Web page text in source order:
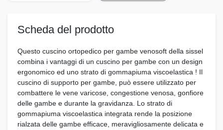
Scheda del prodotto
Questo cuscino ortopedico per gambe venosoft della sissel
combina i vantaggi di un cuscino per gambe con un design
ergonomico ed uno strato di gommapiuma viscoelastica ! Il
cuscino di supporto per gambe, può essere utilizzato per
combattere le vene varicose, congestione venosa, gonfiore
delle gambe e durante la gravidanza. Lo strato di
gommapiuma viscoelastica integrata rende la posizione
rialzata delle gambe efficace, meravigliosamente delicata e